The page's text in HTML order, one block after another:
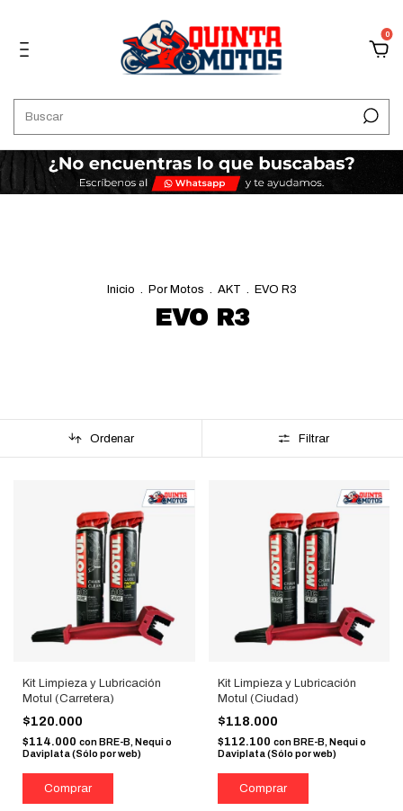
0
Inicio . Por Motos . AKT . EVO R3
EVO R3
Ordenar Filtrar
Kit Limpieza y Lubricación
Motul (Carretera)
$120.000
$114.000 conBRE-B, Nequi o
Daviplata (Sólo por web)
Kit Limpieza y Lubricación
Motul (Ciudad)
$118.000
$112.100 con BRE-B, Nequi o
Daviplata (Sólo por web)